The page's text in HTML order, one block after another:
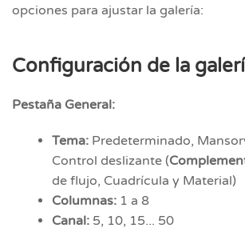
opciones para ajustar la galería:
Configuración de la
Pestaña General:
Tema: Predeterminado,
Control deslizante (
de flujo, Cuadrícula y Material)
Columnas: 1 a 8
Canal: 5, 10, 15... 50